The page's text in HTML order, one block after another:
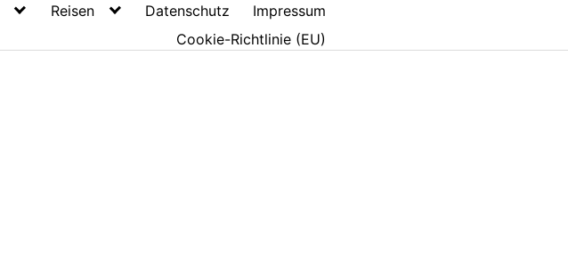
Reisen Datenschutz
Impressum
Cookie-Richtlinie (EU)